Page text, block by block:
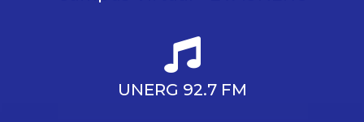
UNERG 92.7 FM